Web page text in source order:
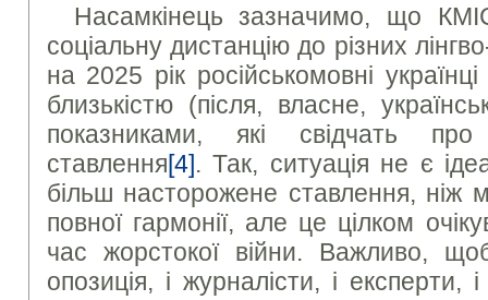
Насамкінець зазначимо, що
соціальну дистанцію до різних
на 2025 рік російськомовні
близькістю (після, власне,
показниками, які свідчать
ставлення[4]. Так, ситуація не є
більш насторожене ставлення, ніж
повної гармонії, але це цілком
час жорстокої війни. Важливо,
опозиція, і журналісти, і експерти,